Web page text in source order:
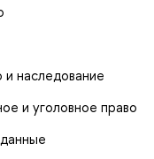
наследование
и уголовное право